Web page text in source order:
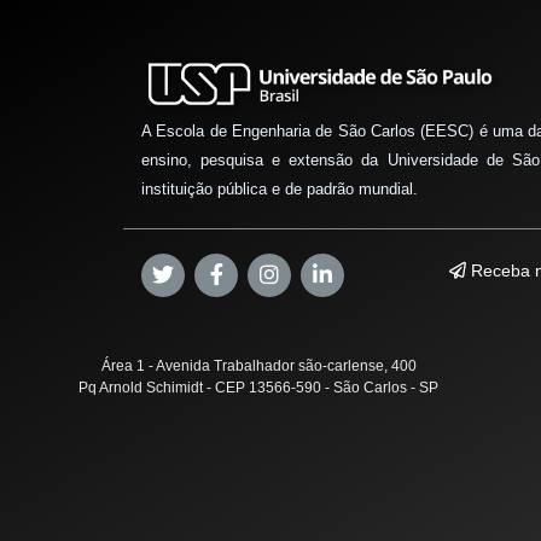
A Escola de Engenharia de São Carlos (EESC) é uma
ensino, pesquisa e extensão da Universidade de
instituição pública e de padrão mundial.
Receba
Área 1 - Avenida Trabalhador são-carlense, 400
Pq Arnold Schimidt - CEP 13566-590 - São Carlos - SP